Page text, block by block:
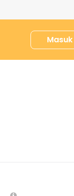
Masuk